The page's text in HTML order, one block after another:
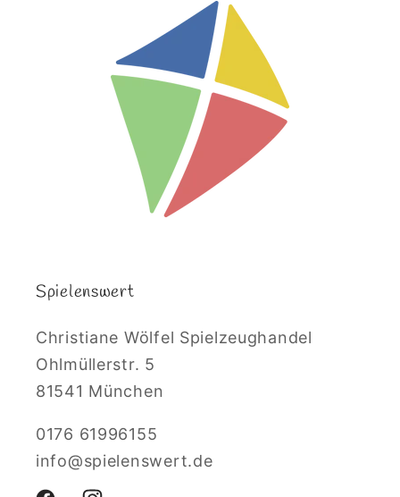
Spielenswert
Christiane Wölfel Spielzeughandel
Ohlmüllerstr. 5
81541 München
0176 61996155
info@spielenswert.de